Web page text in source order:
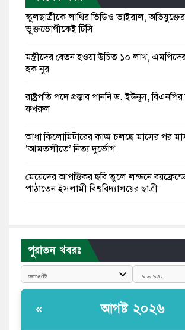
স্কুলছাত্রীকে লাথির ভিডিও ভাইরাল,
ভুক্তভোগীকেই টিসি
মন্ত্রীদের বেতন হওয়া উচিত ১০ লাখ,
হক নুর
রাষ্ট্রপতি পদে প্রস্তাব পাননি ড. ইউনূস, বিএনপির
ফখরুল
আধা কিলোমিটারের কাজ চলছে মাসের পর
‘আমতলীতে’ নিত্য দুর্ভোগ
মেয়েদের আপত্তিকর ছবি তুলে লন্ডনে
পাঠাতেন ইসলামী বিশ্ববিদ্যালয়ের ছাত্রী
পাঁচ দেশি মাছে মিলল মাইক্রোপ্লাস্টিক,
বাংলাদেশী কর্মীদের আকামা নিয়ে বড় সুখবর
পুরাতন খবরঃ
« আগষ্ট ২০২৬